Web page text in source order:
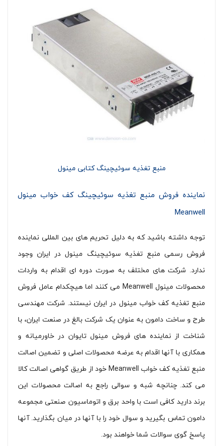
منبع تغذیه سوئیچینگ کتابی مینول
نماینده فروش منبع تغذیه سوئیچینگ کف خواب مینول
Meanwell
توجه داشته باشید که به دلیل تحریم های بین المللی نماینده
فروش رسمی منبع تغذیه سوئیچینگ مینول در ایران وجود
ندارد. شرکت های مختلف به صورت دوره ای اقدام به واردات
محصولات مینول Meanwell می کنند اما هیچکدام عامل فروش
منبع تغذیه کف خواب مینول در ایران نیستند. شرکت مهندسی
طرح و ساخت دامون به عنوان یک شرکت بالغ در صنعت ایران، با
شناخت از نماینده های فروش مینول تایوان در خاورمیانه و
همکاری با آنها اقدام به عرضه محصولات اصلی و تضمین اصالت
منبع تغذیه کف خواب Meanwell خود از طریق گواهی اصالت کالا
می کند. چنانچه شبه و سوالی راجع به اصالت محصولات این
برند دارید کافی است با واحد برق و اتوماسیون صنعتی مجموعه
دامون تماس بگیرید و سوال خود را با آنها در میان بگذارید. آنها
پاسخ گوی سوالات شما خواهند بود.